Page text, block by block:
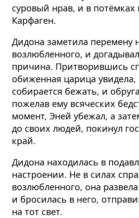
суровый нрав, и в потёмках
Карфаген.
Дидона заметила перемену
возлюбленного, и
причина. Притворившись
обиженная царица увидела,
собирается бежать, и
пожелав ему всяческих
момент, Эней убежал, а
до своих людей, покинул
край.
Дидона находилась в
настроении. Не в силах
возлюбленного, она
и бросилась в него,
на тот свет.